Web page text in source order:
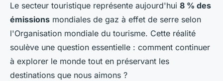
Le secteur touristique représente aujourd'hui 8 % des
émissions mondiales de gaz à effet de serre selon
l'Organisation mondiale du tourisme. Cette réalité
soulève une question essentielle : comment continuer
à explorer le monde tout en préservant les
destinations que nous aimons ?